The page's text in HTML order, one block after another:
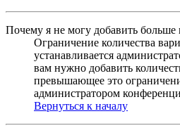
Почему я не могу добавить больше
Ограничение количества
устанавливается
вам нужно добавить
превышающее это
администратором
Вернуться к началу